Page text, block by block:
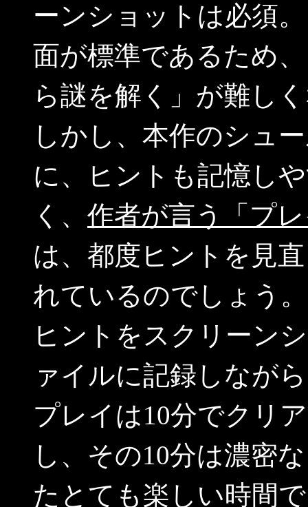
ーンショットは必須
面が標準であるため
ら謎を解く」が難し
しかし、本作のシュ
に、ヒントも記憶し
く、 作者が言う「プ
は、都度ヒントを見
れているのでしょう。
ヒントをスクリーン
ァイルに記録しなが
プレイは10分でクリ
し、その10分は濃密
たとても楽しい時間